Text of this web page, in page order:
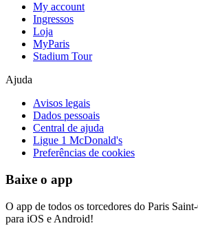
My account
Ingressos
Loja
MyParis
Stadium Tour
Ajuda
Avisos legais
Dados pessoais
Central de ajuda
Ligue 1 McDonald's
Preferências de cookies
Baixe o app
O app de todos os torcedores do Paris
para iOS e Android!